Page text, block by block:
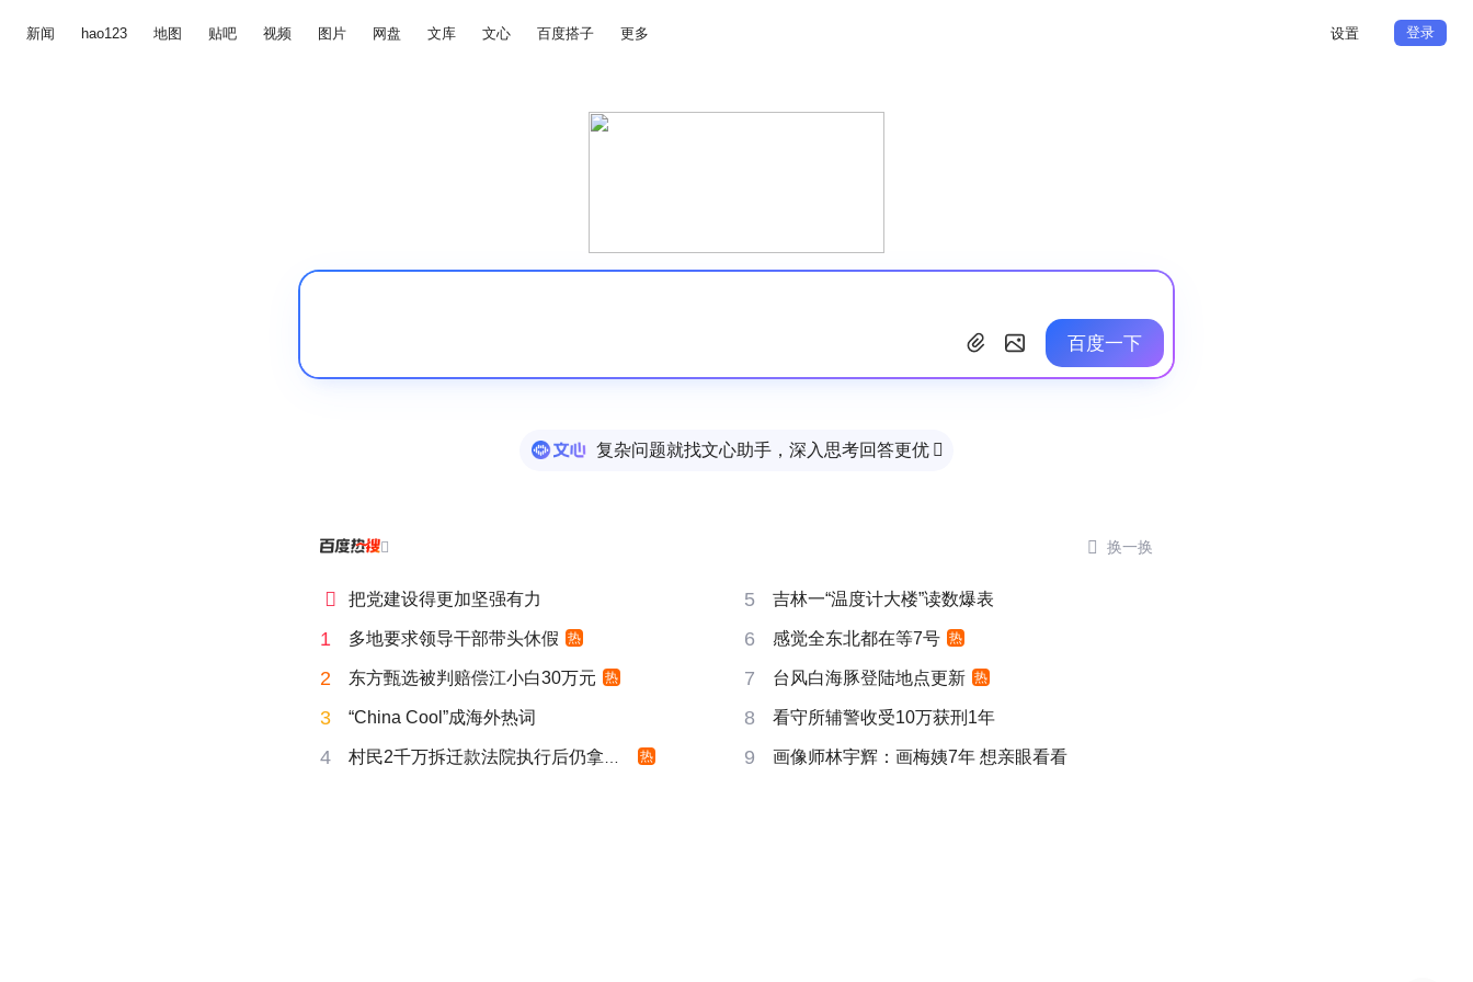
新闻 hao123 地图 贴吧 视频 图片 网盘 文库 文心 百度搭子 更多 设置 登录
百度一下
复杂问题就找文心助手，深入思考回答更优 
  换一换
 把党建设得更加坚强有力 5 吉林一“温度计大楼”读数爆表
1 多地要求领导干部带头休假 热 6 感觉全东北都在等7号 热
2 东方甄选被判赔偿江小白30万元 热 7 台风白海豚登陆地点更新 热
3 “China Cool”成海外热词 8 看守所辅警收受10万获刑1年
4 村民2千万拆迁款法院执行后仍拿不到 热 9 画像师林宇辉：画梅姨7年 想亲眼看看